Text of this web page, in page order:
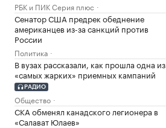
РБК и ПИК Серия плюс
Сенатор США предрек обеднение
американцев из-за санкций против
России
Политика
В вузах рассказали, как прошла одна из
«самых жарких» приемных кампаний
РАДИО
Общество
СКА обменял канадского легионера в
«Салават Юлаев»